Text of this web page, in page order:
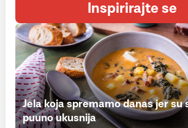
Inspirirajte se
Jela koja spremamo danas jer su
puuno ukusnija